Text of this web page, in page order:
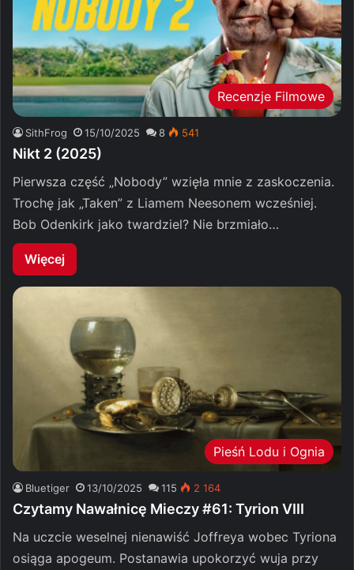
Recenzje Filmowe
SithFrog 15/10/2025 8 541
Nikt 2 (2025)
Pierwsza część „Nobody” wzięła mnie z zaskoczenia.
Trochę jak „Taken” z Liamem Neesonem wcześniej.
Bob Odenkirk jako twardziel? Nie brzmiało…
Więcej
Pieśń Lodu i Ognia
Bluetiger 13/10/2025 115 2 164
Czytamy Nawałnicę Mieczy #61: Tyrion VIII
Na uczcie weselnej nienawiść Joffreya wobec Tyriona
osiąga apogeum. Postanawia upokorzyć wuja przy